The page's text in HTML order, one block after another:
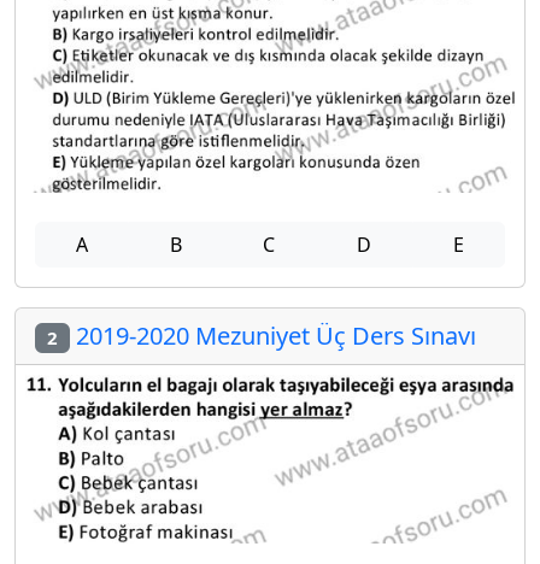
A B C D E
2 2019-2020 Mezuniyet Üç Ders Sınavı